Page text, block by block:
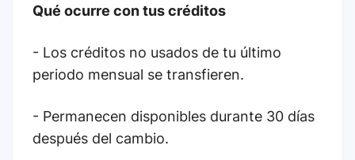
Qué ocurre con tus créditos
- Los créditos no usados de tu último
periodo mensual se transfieren.
- Permanecen disponibles durante 30 días
después del cambio.